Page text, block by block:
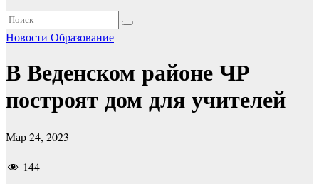
Новости Образование
В Веденском районе ЧР
построят дом для учителей
Мар 24, 2023
144